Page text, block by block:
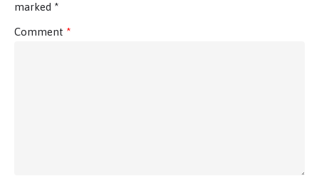
marked *
Comment *